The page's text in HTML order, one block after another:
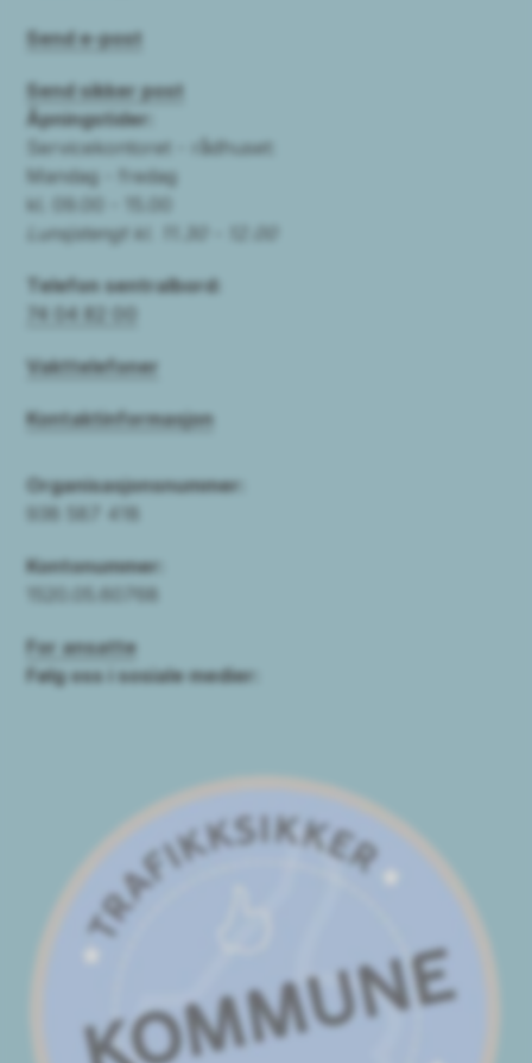
Send e-post
Send sikker post
Åpningstider:
Servicekontoret - rådhuset:
Mandag - fredag
kl. 09.00 - 15.00
Lunsjstengt kl. 11.30 - 12.00
Telefon sentralbord:
74 04 82 00
Vakttelefoner
Kontaktinformasjon
Organisasjonsnummer:
Kontonummer:
For ansatte
Følg oss i sosiale medier: